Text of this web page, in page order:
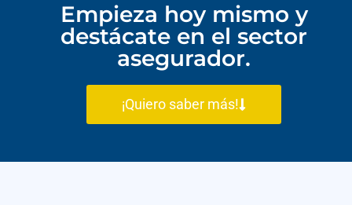
Empieza hoy mismo y
destácate en el sector
asegurador.
¡Quiero saber más!